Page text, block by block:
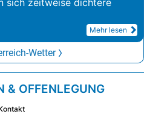
sich zeitweise dichtere
Mehr lesen
Wetter
& OFFENLEGUNG